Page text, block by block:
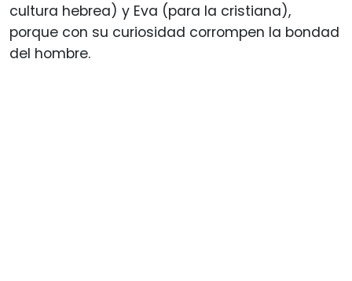
cultura hebrea) y Eva (para la cristiana),
porque con su curiosidad corrompen la bondad
del hombre.